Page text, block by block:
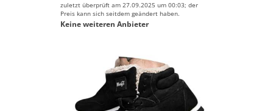
zuletzt überprüft am 27.09.2025 um 00:03; der
Preis kann sich seitdem geändert haben.
Keine weiteren Anbieter